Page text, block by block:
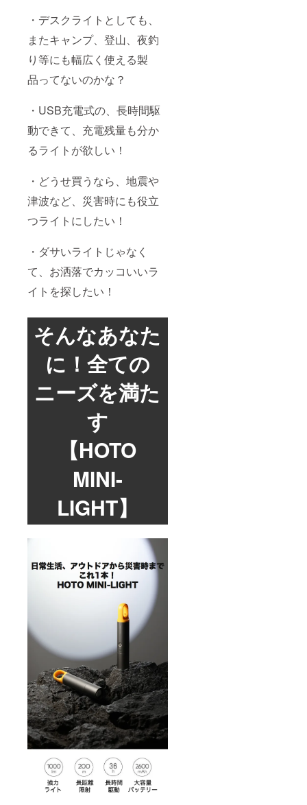
・デスクライトとしても、
またキャンプ、登山、夜釣
り等にも幅広く使える製
品ってないのかな？
・USB充電式の、長時間駆
動できて、充電残量も分か
るライトが欲しい！
・どうせ買うなら、地震や
津波など、災害時にも役立
つライトにしたい！
・ダサいライトじゃなく
て、お洒落でカッコいいラ
イトを探したい！
そんなあなた
に！全ての
ニーズを満た
す
【HOTO
MINI-
LIGHT】